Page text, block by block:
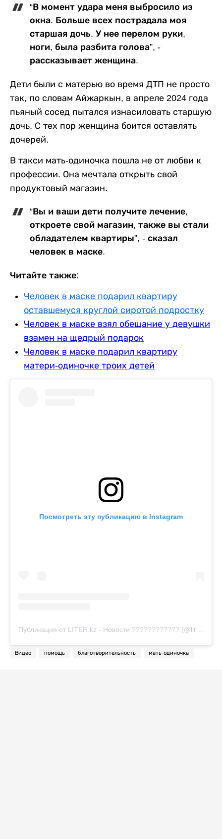
“В момент удара меня выбросило из
окна. Больше всех пострадала моя
старшая дочь. У нее перелом руки,
ноги, была разбита голова”, -
рассказывает женщина.
Дети были с матерью во время ДТП не просто
так, по словам Айжаркын, в апреле 2024 года
пьяный сосед пытался изнасиловать старшую
дочь. С тех пор женщина боится оставлять
дочерей.
В такси мать-одиночка пошла не от любви к
профессии. Она мечтала открыть свой
продуктовый магазин.
“Вы и ваши дети получите лечение,
откроете свой магазин, также вы стали
обладателем квартиры”, - сказал
человек в маске.
Читайте также:
Человек в маске подарил квартиру
оставшемуся круглой сиротой подростку
Человек в маске взял обещание у девушки
взамен на щедрый подарок
Человек в маске подарил квартиру
матери-одиночке троих детей
Посмотреть эту публикацию в Instagram
Публикация от LITER.kz - Новости ???????????? (@liter.kz)
Видео помощь благотворительность мать-одиночка